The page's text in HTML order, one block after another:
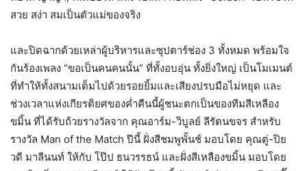
สวย สง่า สมเป็นตัวแม่ของจริง
และปิดฉากด้วยเหล่าผู้บริหารและซุปตาร์ช่อง 3 ทั้งหมด พร้อมใจ
กันร้องเพลง “ขอเป็นคนคนนั้น” ที่ทั้งอบอุ่น ทั้งยิ่งใหญ่ เป็นโมเมนต์
ที่ทำให้ทั้งสนามเต็มไปด้วยรอยยิ้มและเสียงปรบมือไม่หยุด และ
ช่วงเวลาแห่งเกียรติยศของค่ำคืนนี้ผู้ชนะตกเป็นของทีมสีเหลือง
ขมิ้น ที่ได้รับถ้วยรางวัลจาก คุณอาร์ม-วิบูลย์ ลีรัตนขจร สำหรับ
รางวัล Man of the Match ปีนี้ ฝั่งสีชมพูพั้นช์ มอบโดย คุณตู่-ปิย
วดี มาลีนนท์ ให้กับ โป๊ป ธนวรรธน์ และฝั่งสีเหลืองขมิ้น มอบโดย